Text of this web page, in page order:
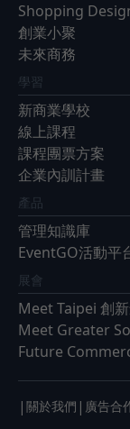
Shopping
創業小聚
未來商務
學習
新商業學校
線上課程
課程團票方案
企業內訓計畫
產品
管理知識庫
EventGO活動平
展會
Meet Taipei 創
Meet Greater
Future
| 關於我們 | 廣告合